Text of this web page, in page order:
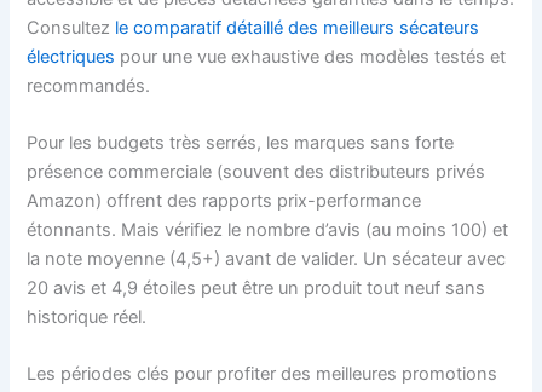
Consultez le comparatif détaillé des meilleurs sécateurs
électriques pour une vue exhaustive des modèles testés et
recommandés.
Pour les budgets très serrés, les marques sans forte
présence commerciale (souvent des distributeurs privés
Amazon) offrent des rapports prix-performance
étonnants. Mais vérifiez le nombre d’avis (au moins 100) et
la note moyenne (4,5+) avant de valider. Un sécateur avec
20 avis et 4,9 étoiles peut être un produit tout neuf sans
historique réel.
Les périodes clés pour profiter des meilleures promotions